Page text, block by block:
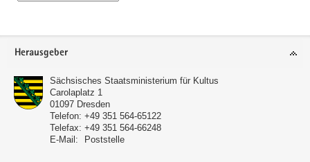
Service
Herausgeber
Sächsisches Staatsministerium für Kultus
Carolaplatz 1
01097 Dresden
Telefon: +49 351 564-65122
Telefax: +49 351 564-66248
E-Mail:
Poststelle